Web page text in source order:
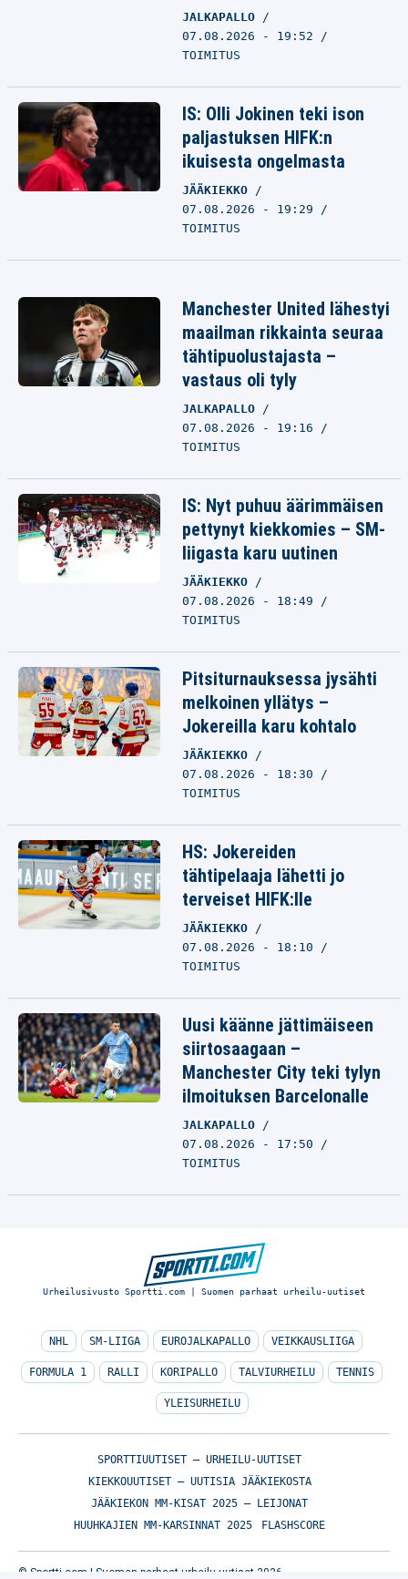
JALKAPALLO
07.08.2026 - 19:52
TOIMITUS
IS: Olli Jokinen teki ison
paljastuksen HIFK:n
ikuisesta ongelmasta
JÄÄKIEKKO
07.08.2026 - 19:29
TOIMITUS
Manchester United lähestyi
maailman rikkainta seuraa
tähtipuolustajasta –
vastaus oli tyly
JALKAPALLO
07.08.2026 - 19:16
TOIMITUS
IS: Nyt puhuu äärimmäisen
pettynyt kiekkomies – SM-
liigasta karu uutinen
JÄÄKIEKKO
07.08.2026 - 18:49
TOIMITUS
Pitsiturnauksessa jysähti
melkoinen yllätys –
Jokereilla karu kohtalo
JÄÄKIEKKO
07.08.2026 - 18:30
TOIMITUS
HS: Jokereiden
tähtipelaaja lähetti jo
terveiset HIFK:lle
JÄÄKIEKKO
07.08.2026 - 18:10
TOIMITUS
Uusi käänne jättimäiseen
siirtosaagaan –
Manchester City teki tylyn
ilmoituksen Barcelonalle
JALKAPALLO
07.08.2026 - 17:50
TOIMITUS
Urheilusivusto Sportti.com | Suomen parhaat urheilu-uutiset
NHL SM-LIIGA EUROJALKAPALLO VEIKKAUSLIIGA
FORMULA 1 RALLI KORIPALLO TALVIURHEILU TENNIS
YLEISURHEILU
SPORTTIUUTISET – URHEILU-UUTISET
KIEKKOUUTISET – UUTISIA JÄÄKIEKOSTA
JÄÄKIEKON MM-KISAT 2025 – LEIJONAT
HUUHKAJIEN MM-KARSINNAT 2025
FLASHSCORE
© Sportti.com | Suomen parhaat urheilu-uutiset 2026